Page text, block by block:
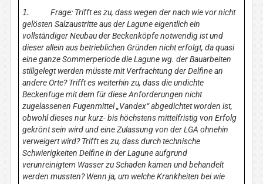
1. Frage: Trifft es zu, dass wegen der nach wie vor nicht
gelösten Salzaustritte aus der Lagune eigentlich ein
vollständiger Neubau der Beckenköpfe notwendig ist und
dieser allein aus betrieblichen Gründen nicht erfolgt, da quasi
eine ganze Sommerperiode die Lagune wg. der Bauarbeiten
stillgelegt werden müsste mit Verfrachtung der Delfine an
andere Orte? Trifft es weiterhin zu, dass die undichte
Beckenfuge mit dem für diese Anforderungen nicht
zugelassenen Fugenmittel „Vandex“ abgedichtet worden ist,
obwohl dieses nur kurz- bis höchstens mittelfristig von Erfolg
gekrönt sein wird und eine Zulassung von der LGA ohnehin
verweigert wird? Trifft es zu, dass durch technische
Schwierigkeiten Delfine in der Lagune aufgrund
verunreinigtem Wasser zu Schaden kamen und behandelt
werden mussten? Wenn ja, um welche Krankheiten bei wie